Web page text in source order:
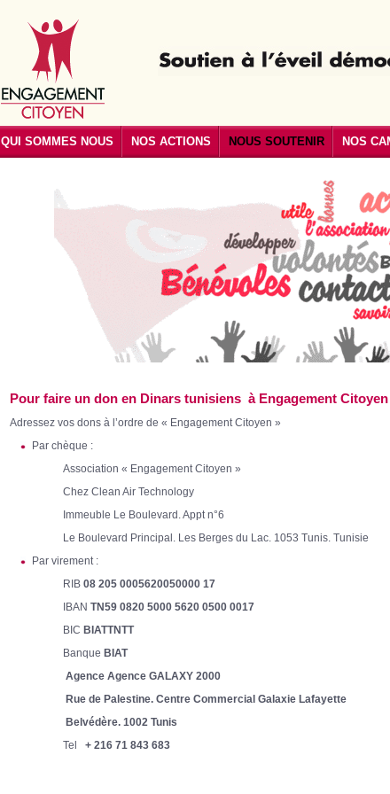
QUI SOMMES NOUS NOS ACTIONS NOUS SOUTENIR NOS
Pour faire un don en Dinars tunisiens à Engagement
Adressez vos dons à l’ordre de « Engagement Citoyen »
Par chèque :
Association « Engagement Citoyen »
Chez Clean Air Technology
Immeuble Le Boulevard. Appt n°6
Le Boulevard Principal. Les Berges du Lac. 1053 Tunis. Tunisie
Par virement :
RIB 08 205 0005620050000 17
IBAN TN59 0820 5000 5620 0500 0017
BIC BIATTNTT
Banque BIAT
Agence Agence GALAXY 2000
Rue de Palestine. Centre Commercial Galaxie Lafayette
Belvédère. 1002 Tunis
Tel
+ 216 71 843 683